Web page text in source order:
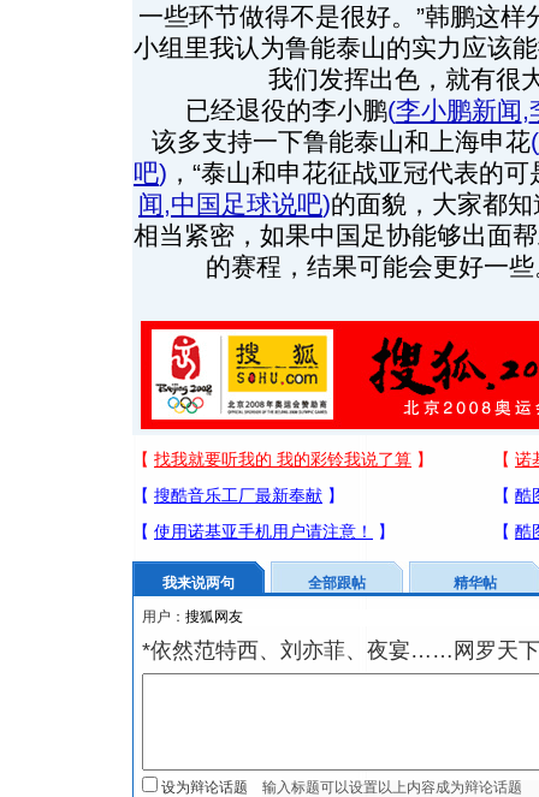
一些环节做得不是很好。”韩鹏这样
小组里我认为鲁能泰山的实力应该
我们发挥出色，就有很
已经退役的李小鹏(李小鹏新闻,
该多支持一下鲁能泰山和上海申花(
吧) ，“泰山和申花征战亚冠代表的
闻,中国足球说吧)的面貌，大家都
相当紧密，如果中国足协能够出面
的赛程，结果可能会更好一
我来说两句 全部跟帖
精华帖
用户：
*依然范特西、刘亦菲、夜宴……网罗天
设为辩论话题